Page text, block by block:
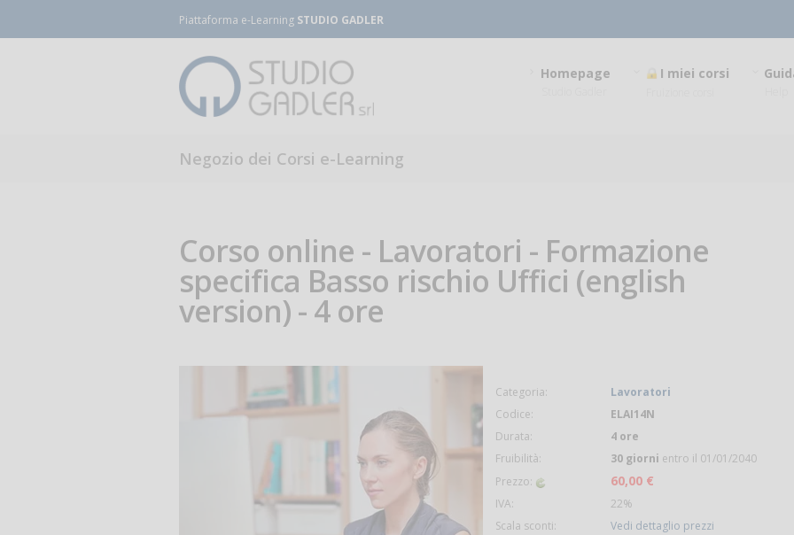
Piattaforma e-Learning STUDIO GADLER
Homepage I miei corsi
Negozio dei Corsi e-Learning
Corso online - Lavoratori - Formazione
specifica Basso rischio Uffici (english
version) - 4 ore
Categoria:
Lavoratori
Codice:
ELAI14N
Durata:
4 ore
Fruibilità:
30 giorni entro il 01/01/2040
Prezzo:
60,00 €
IVA:
22%
Scala sconti:
Vedi dettaglio prezzi